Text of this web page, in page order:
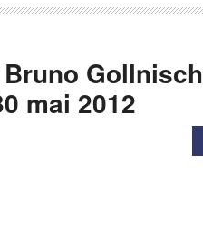
Gollnisch
mai 2012